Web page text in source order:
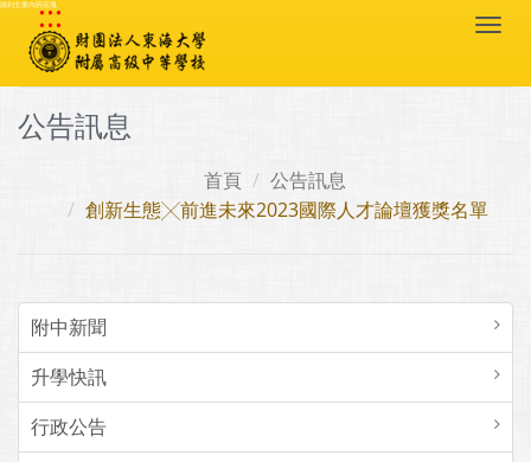
跳到主要內容區塊
:::
公告訊息
首頁
公告訊息
創新生態╳前進未來2023國際人才論壇獲獎名單
附中新聞
升學快訊
行政公告